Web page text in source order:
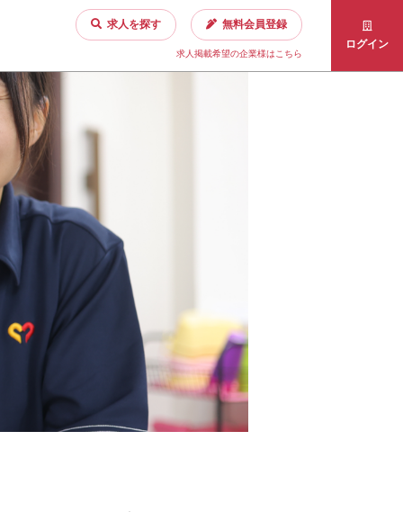
求人を探す 無料会員登録
求人掲載希望の企業様はこちら
ログイン